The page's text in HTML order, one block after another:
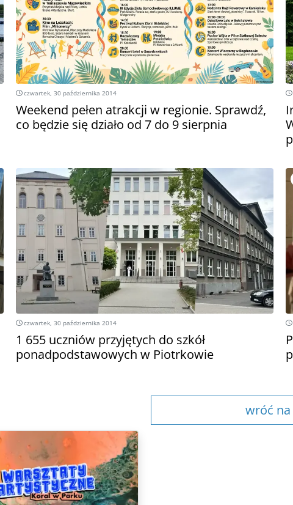
czwartek, 30 października 2014
Weekend pełen atrakcji w regionie. Sprawdź,
co będzie się działo od 7 do 9 sierpnia
czwartek, 30 października 2014
1 655 uczniów przyjętych do szkół
ponadpodstawowych w Piotrkowie
wróć